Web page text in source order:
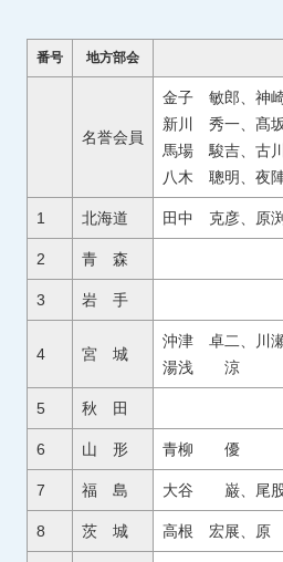
番号 地方部会
名誉会員
金子 敏郎、
新川 秀一、
馬場 駿吉、
八木 聰明、夜
1 北海道 田中 克彦、
2 青 森
3 岩 手
4 宮 城
沖津 卓二、
湯浅 涼
5 秋 田
6 山 形 青柳 優
7 福 島 大谷 巌、尾
8 茨 城 高根 宏展